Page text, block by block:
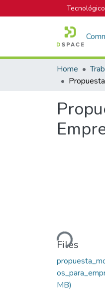
Home
Loading...
Files
MB)